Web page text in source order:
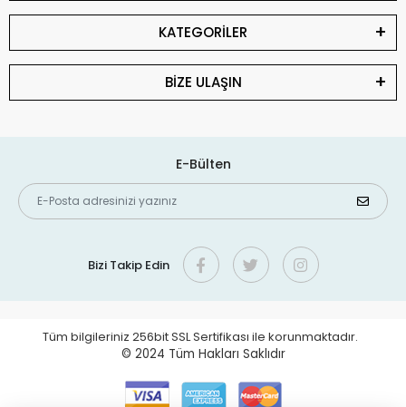
KATEGORİLER
BİZE ULAŞIN
E-Bülten
Bizi Takip Edin
Tüm bilgileriniz 256bit SSL Sertifikası ile korunmaktadır.
© 2024 Tüm Hakları Saklıdır